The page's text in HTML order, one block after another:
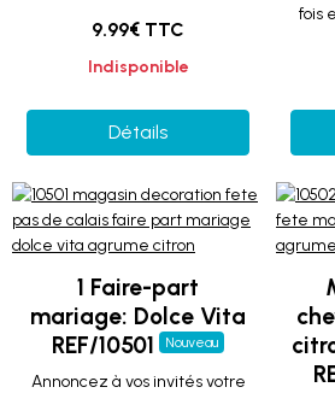
9.99€ TTC
Indisponible
Détails
fois
1 Faire-part
mariage: Dolce Vita
REF/10501
Nouveau
Annoncez à vos invités votre